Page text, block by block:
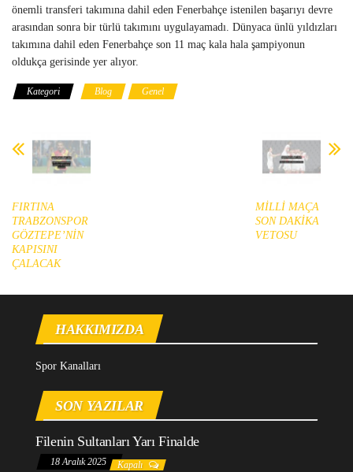
önemli transferi takımına dahil eden Fenerbahçe istenilen başarıyı devre
arasından sonra bir türlü takımını uygulayamadı. Dünyaca ünlü yıldızları
takımına dahil eden Fenerbahçe son 11 maç kala hala şampiyonun
oldukça gerisinde yer alıyor.
Kategori Blog Genel
FIRTINA
TRABZONSPOR
GÖZTEPE’NİN
KAPISINI
ÇALACAK
MİLLİ MAÇA
SON DAKİKA
VETOSU
HAKKIMIZDA
Spor Kanalları
SON YAZILAR
Filenin Sultanları Yarı Finalde
18 Aralık 2025 Kapalı